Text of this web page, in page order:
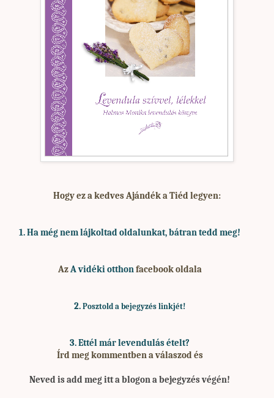
Hogy ez a kedves Ajándék a Tiéd legyen:
1. Hamég nem lájkoltad oldalunkat, bátran tedd meg!
AzA vidéki otthonfacebook oldala
2. Posztold a bejegyzés linkjét!
3. Ettél már levendulás ételt?
Írd meg kommentben a válaszod és
Neved is add meg itt a blogon a bejegyzés végén!